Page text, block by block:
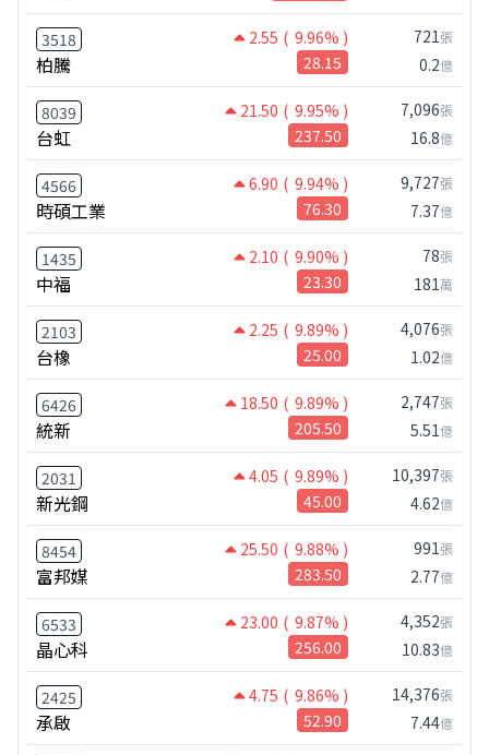
3518 2.55 ( 9.96% )
柏騰 28.15
721張
0.2億
8039 21.50 ( 9.95% )
台虹 237.50
7,096張
16.8億
4566 6.90 ( 9.94% )
時碩工業 76.30
9,727張
7.37億
1435 2.10 ( 9.90% )
中福 23.30
78張
181萬
2103 2.25 ( 9.89% )
台橡 25.00
4,076張
1.02億
6426 18.50 ( 9.89% )
統新 205.50
2,747張
5.51億
2031 4.05 ( 9.89% )
新光鋼 45.00
10,397張
4.62億
8454 25.50 ( 9.88% )
富邦媒 283.50
991張
2.77億
6533 23.00 ( 9.87% )
晶心科 256.00
4,352張
10.83億
2425 4.75 ( 9.86% )
承啟 52.90
14,376張
7.44億